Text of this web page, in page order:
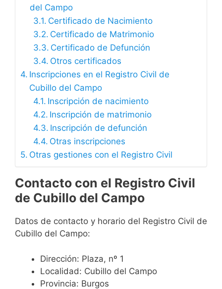
del Campo
Certificado de Nacimiento
Certificado de Matrimonio
Certificado de Defunción
Otros certificados
Inscripciones en el Registro Civil de
Cubillo del Campo
Inscripción de nacimiento
Inscripción de matrimonio
Inscripción de defunción
Otras inscripciones
Otras gestiones con el Registro Civil
Contacto con el Registro Civil
de Cubillo del Campo
Datos de contacto y horario del Registro Civil de
Cubillo del Campo:
Dirección: Plaza, nº 1
Localidad: Cubillo del Campo
Provincia: Burgos